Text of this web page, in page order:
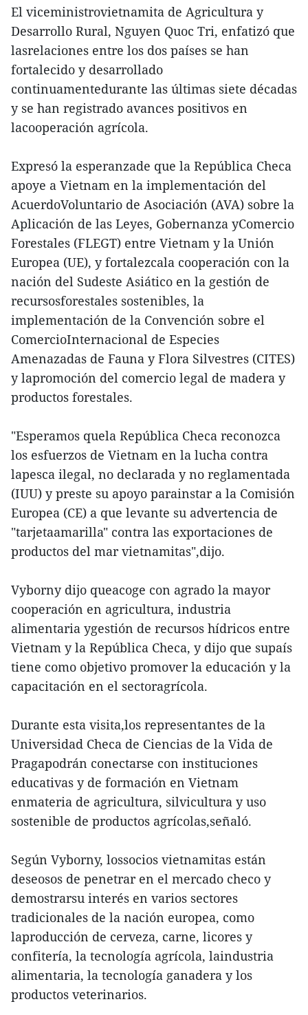
El viceministrovietnamita de Agricultura y
Desarrollo Rural, Nguyen Quoc Tri, enfatizó que
lasrelaciones entre los dos países se han
fortalecido y desarrollado
continuamentedurante las últimas siete décadas
y se han registrado avances positivos en
lacooperación agrícola.
Expresó la esperanzade que la República Checa
apoye a Vietnam en la implementación del
AcuerdoVoluntario de Asociación (AVA) sobre la
Aplicación de las Leyes, Gobernanza yComercio
Forestales (FLEGT) entre Vietnam y la Unión
Europea (UE), y fortalezcala cooperación con la
nación del Sudeste Asiático en la gestión de
recursosforestales sostenibles, la
implementación de la Convención sobre el
ComercioInternacional de Especies
Amenazadas de Fauna y Flora Silvestres (CITES)
y lapromoción del comercio legal de madera y
productos forestales.
"Esperamos quela República Checa reconozca
los esfuerzos de Vietnam en la lucha contra
lapesca ilegal, no declarada y no reglamentada
(IUU) y preste su apoyo parainstar a la Comisión
Europea (CE) a que levante su advertencia de
"tarjetaamarilla" contra las exportaciones de
productos del mar vietnamitas",dijo.
Vyborny dijo queacoge con agrado la mayor
cooperación en agricultura, industria
alimentaria ygestión de recursos hídricos entre
Vietnam y la República Checa, y dijo que supaís
tiene como objetivo promover la educación y la
capacitación en el sectoragrícola.
Durante esta visita,los representantes de la
Universidad Checa de Ciencias de la Vida de
Pragapodrán conectarse con instituciones
educativas y de formación en Vietnam
enmateria de agricultura, silvicultura y uso
sostenible de productos agrícolas,señaló.
Según Vyborny, lossocios vietnamitas están
deseosos de penetrar en el mercado checo y
demostrarsu interés en varios sectores
tradicionales de la nación europea, como
laproducción de cerveza, carne, licores y
confitería, la tecnología agrícola, laindustria
alimentaria, la tecnología ganadera y los
productos veterinarios.